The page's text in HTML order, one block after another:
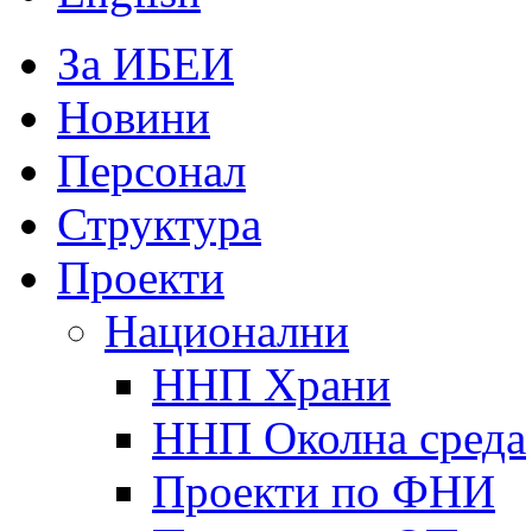
За ИБЕИ
Новини
Персонал
Структура
Проекти
Национални
ННП Храни
ННП Околна среда
Проекти по ФНИ